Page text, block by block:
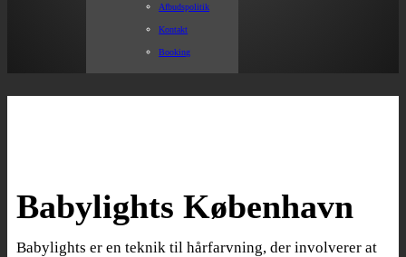
Afbudspolitik
Kontakt
Booking
Babylights København
Babylights er en teknik til hårfarvning, der involverer at